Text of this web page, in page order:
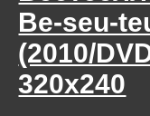
Be-seu-
(2010/
320х240